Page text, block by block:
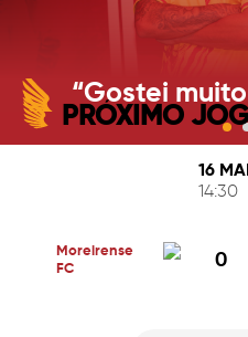
“Gostei
PRÓXIMO
16
14:30
Moreirense
FC
0